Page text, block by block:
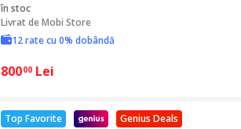
în stoc
Livrat deMobi Store
12 rate cu 0% dobândă
80000 Lei
Genius Deals
Top Favorite